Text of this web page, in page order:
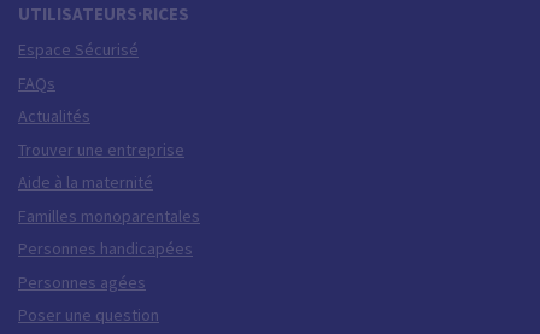
UTILISATEURS·RICES
Espace Sécurisé
FAQs
Actualités
Trouver une entreprise
Aide à la maternité
Familles monoparentales
Personnes handicapées
Personnes agées
Poser une question